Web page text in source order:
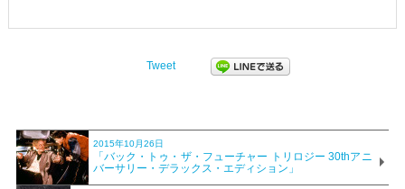
Tweet
2015年10月26日
「バック・トゥ・ザ・フューチャー トリロジー 30thアニ
バーサリー・デラックス・エディション」